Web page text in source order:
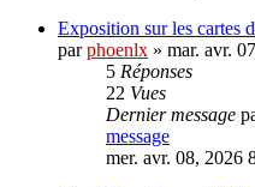
Exposition sur les cartes
parphoenlx » mar. avr.
5 Réponses
22 Vues
Dernier message
message
mer. avr. 08, 2026